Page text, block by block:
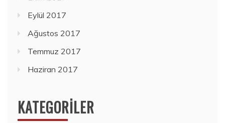
Eylül 2017
Ağustos 2017
Temmuz 2017
Haziran 2017
KATEGORILER